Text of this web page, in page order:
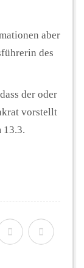
aber
des
der oder
vorstellt
13.3.